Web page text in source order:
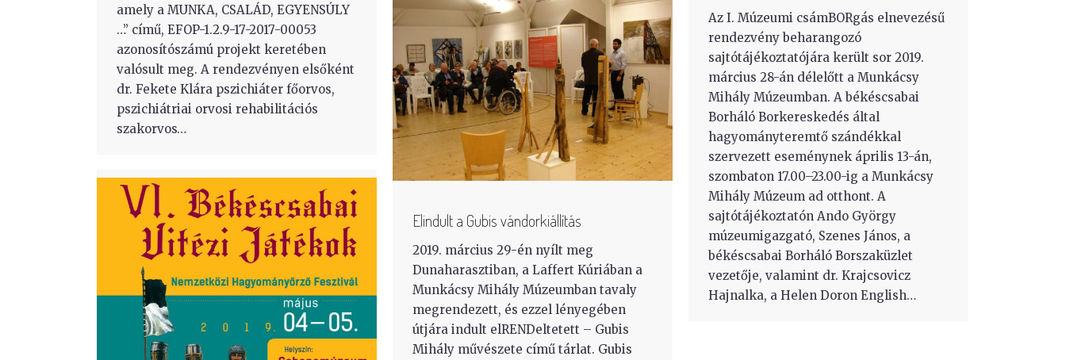
amely a MUNKA, CSALÁD, EGYENSÚLY
…” című, EFOP-1.2.9-17-2017-00053
azonosítószámú projekt keretében
valósult meg. A rendezvényen elsőként
dr. Fekete Klára pszichiáter főorvos,
pszichiátriai orvosi rehabilitációs
szakorvos…
Az I. Múzeumi csámBORgás elnevezésű
rendezvény beharangozó
sajtótájékoztatójára került sor 2019.
március 28-án délelőtt a Munkácsy
Mihály Múzeumban. A békéscsabai
Borháló Borkereskedés által
hagyományteremtő szándékkal
szervezett eseménynek április 13-án,
szombaton 17.00–23.00-ig a Munkácsy
Mihály Múzeum ad otthont. A
sajtótájékoztatón Ando György
múzeumigazgató, Szenes János, a
békéscsabai Borháló Borszaküzlet
vezetője, valamint dr. Krajcsovicz
Hajnalka, a Helen Doron English…
Elindult a Gubis vándorkiállítás
2019. március 29-én nyílt meg
Dunaharasztiban, a Laffert Kúriában a
Munkácsy Mihály Múzeumban tavaly
megrendezett, és ezzel lényegében
útjára indult elRENDeltetett – Gubis
Mihály művészete című tárlat. Gubis